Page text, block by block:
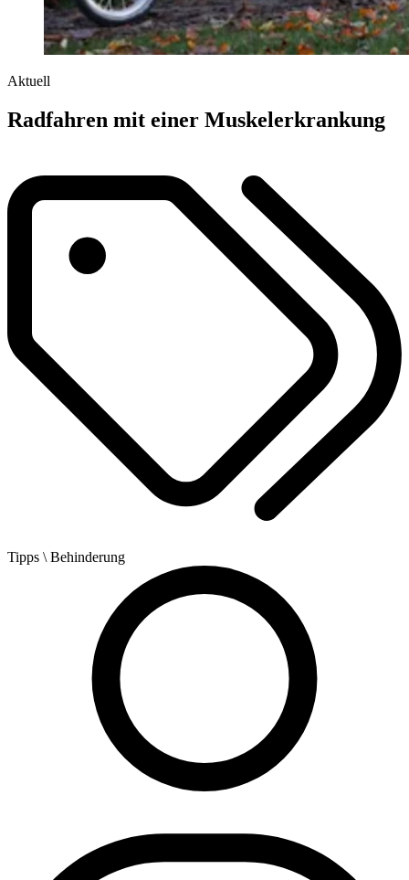
Aktuell
Radfahren mit einer Muskelerkrankung
Tipps \ Behinderung